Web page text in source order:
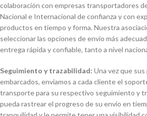
colaboración con empresas transportadores
Nacional e Internacional de confianza y con
productos en tiempo y forma. Nuestra
seleccionar las opciones de envío más
entrega rápida y confiable, tanto a nivel
Seguimiento y trazabilidad: Una vez que
embarcados, enviamos a cada cliente el
transporte para su respectivo seguimiento y
pueda rastrear el progreso de su envío en